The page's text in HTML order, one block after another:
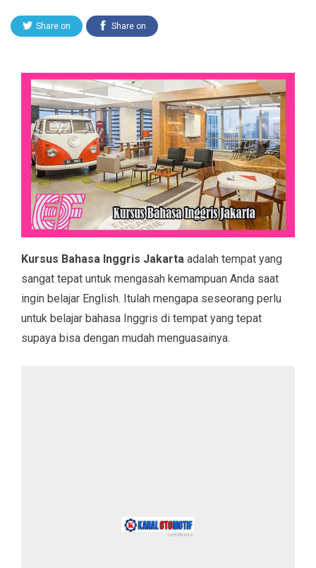
Share on Share on
Kursus Bahasa Inggris Jakarta adalah tempat yang
sangat tepat untuk mengasah kemampuan Anda saat
ingin belajar English. Itulah mengapa seseorang perlu
untuk belajar bahasa Inggris di tempat yang tepat
supaya bisa dengan mudah menguasainya.